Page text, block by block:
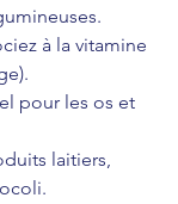
à la vitamine
pour les os et
laitiers,